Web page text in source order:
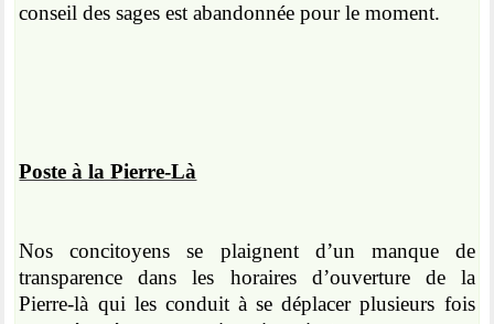
conseil des sages est abandonnée pour le moment.
Poste à la Pierre-Là
Nos concitoyens se plaignent d’un manque de
transparence dans les horaires d’ouverture de la
Pierre-là qui les conduit à se déplacer plusieurs fois